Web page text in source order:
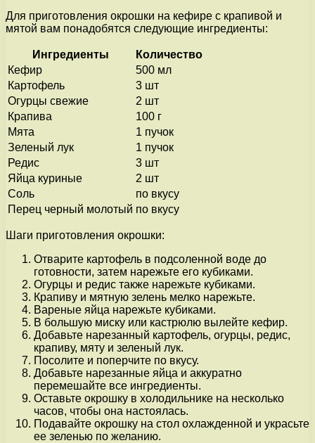
Для приготовления окрошки на кефире с крапивой и
мятой вам понадобятся следующие ингредиенты:
Ингредиенты
Количество
Кефир
500 мл
Картофель
3 шт
Огурцы свежие
2 шт
Крапива
100 г
Мята
1 пучок
Зеленый лук
1 пучок
Редис
3 шт
Яйца куриные
2 шт
Соль
по вкусу
Перец черный молотый по вкусу
Шаги приготовления окрошки:
Отварите картофель в подсоленной воде до
готовности, затем нарежьте его кубиками.
Огурцы и редис также нарежьте кубиками.
Крапиву и мятную зелень мелко нарежьте.
Вареные яйца нарежьте кубиками.
В большую миску или кастрюлю вылейте кефир.
Добавьте нарезанный картофель, огурцы, редис,
крапиву, мяту и зеленый лук.
Посолите и поперчите по вкусу.
Добавьте нарезанные яйца и аккуратно
перемешайте все ингредиенты.
Оставьте окрошку в холодильнике на несколько
часов, чтобы она настоялась.
Подавайте окрошку на стол охлажденной и украсьте
ее зеленью по желанию.